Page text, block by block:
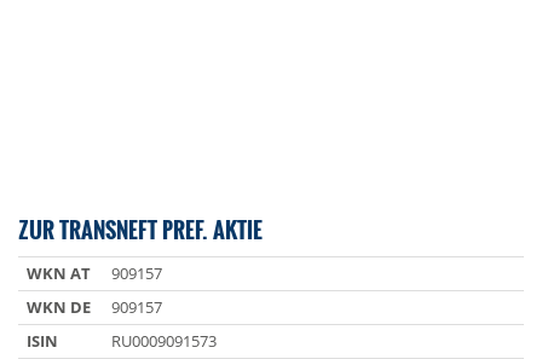
ZUR TRANSNEFT PREF. AKTIE
WKN AT
909157
WKN DE
909157
ISIN
RU0009091573